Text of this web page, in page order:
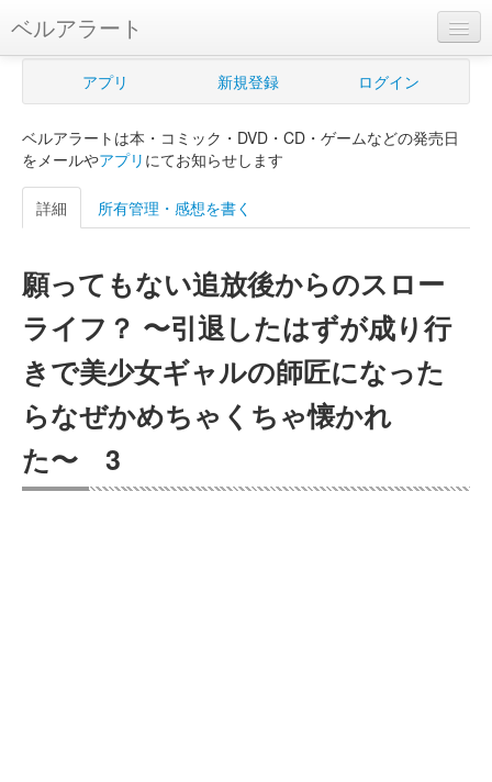
ベルアラート
ベルアラートとは
新規登録
ログイン
購入管理
Myシェルフ
プレミアム
アプリ 新規登録 ログイン
ベルアラートは本・コミック・DVD・CD・ゲームなどの発売日
をメールやアプリ にてお知らせします
詳細 所有管理・感想を書く
願ってもない追放後からのスロー
ライフ？ 〜引退したはずが成り行
きで美少女ギャルの師匠になった
らなぜかめちゃくちゃ懐かれ
た〜 3